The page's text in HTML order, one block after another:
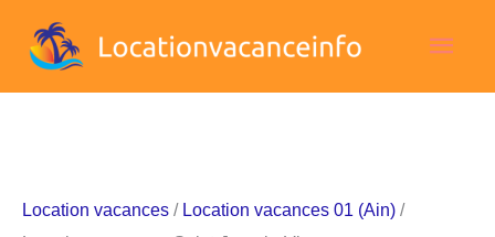
Location vacances / Location vacances 01 (Ain) /